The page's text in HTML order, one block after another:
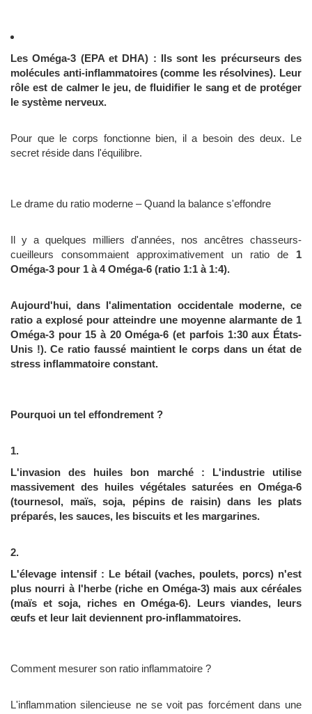
Les Oméga-3 (EPA et DHA) : Ils sont les précurseurs des
molécules anti-inflammatoires (comme les résolvines). Leur
rôle est de calmer le jeu, de fluidifier le sang et de protéger
le système nerveux.
Pour que le corps fonctionne bien, il a besoin des deux. Le
secret réside dans l'équilibre.
Le drame du ratio moderne – Quand la balance s'effondre
Il y a quelques milliers d'années, nos ancêtres chasseurs-
cueilleurs consommaient approximativement un ratio de 1
Oméga-3 pour 1 à 4 Oméga-6 (ratio 1:1 à 1:4).
Aujourd'hui, dans l'alimentation occidentale moderne, ce
ratio a explosé pour atteindre une moyenne alarmante de 1
Oméga-3 pour 15 à 20 Oméga-6 (et parfois 1:30 aux États-
Unis !). Ce ratio faussé maintient le corps dans un état de
stress inflammatoire constant.
Pourquoi un tel effondrement ?
L'invasion des huiles bon marché : L'industrie utilise
massivement des huiles végétales saturées en Oméga-6
(tournesol, maïs, soja, pépins de raisin) dans les plats
préparés, les sauces, les biscuits et les margarines.
L'élevage intensif : Le bétail (vaches, poulets, porcs) n'est
plus nourri à l'herbe (riche en Oméga-3) mais aux céréales
(maïs et soja, riches en Oméga-6). Leurs viandes, leurs
œufs et leur lait deviennent pro-inflammatoires.
Comment mesurer son ratio inflammatoire ?
L'inflammation silencieuse ne se voit pas forcément dans une